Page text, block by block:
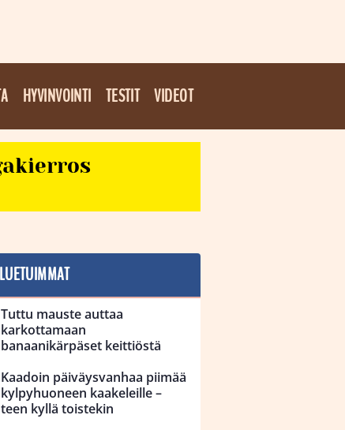
HYVINVOINTI TESTIT VIDEOT
LUETUIMMAT
Tuttu mauste auttaa
karkottamaan
banaanikärpäset keittiöstä
Kaadoin päiväysvanhaa piimää
kylpyhuoneen kaakeleille –
teen kyllä toistekin